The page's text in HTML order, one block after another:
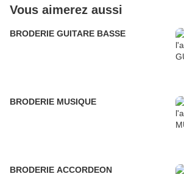
Vous aimerez aussi
BRODERIE GUITARE BASSE
BRODERIE MUSIQUE
BRODERIE ACCORDEON